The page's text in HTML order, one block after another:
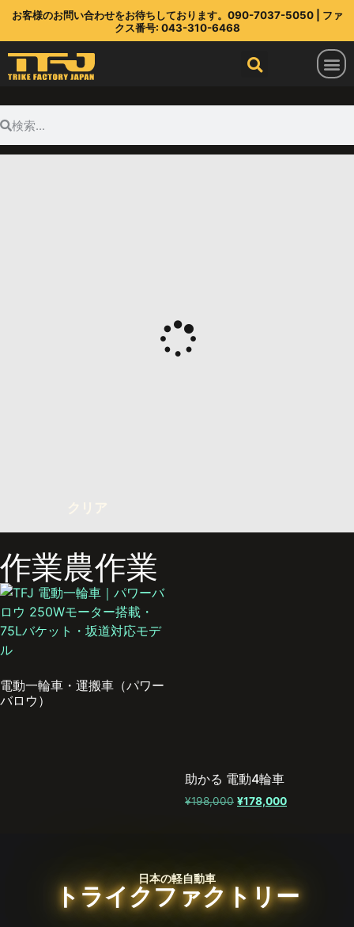
お客様のお問い合わせをお待ちしております。090-7037-5050 | ファ
クス番号: 043-310-6468
作業農作業
電動一輪車・運搬車（パワー
バロウ）
助かる 電動4輪車
¥198,000 ¥178,000
日本の軽自動車
トライクファクトリー